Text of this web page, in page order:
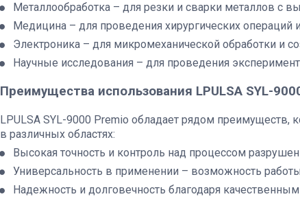
Металлообработка – для резки и сварки металлов с
Медицина – для проведения хирургических операций
Электроника – для микромеханической обработки и
Научные исследования – для проведения
Преимущества использования LPULSA SYL-
LPULSA SYL-9000 Premio обладает рядом
в различных областях:
Высокая точность и контроль над процессом
Универсальность в применении – возможность
Надежность и долговечность благодаря